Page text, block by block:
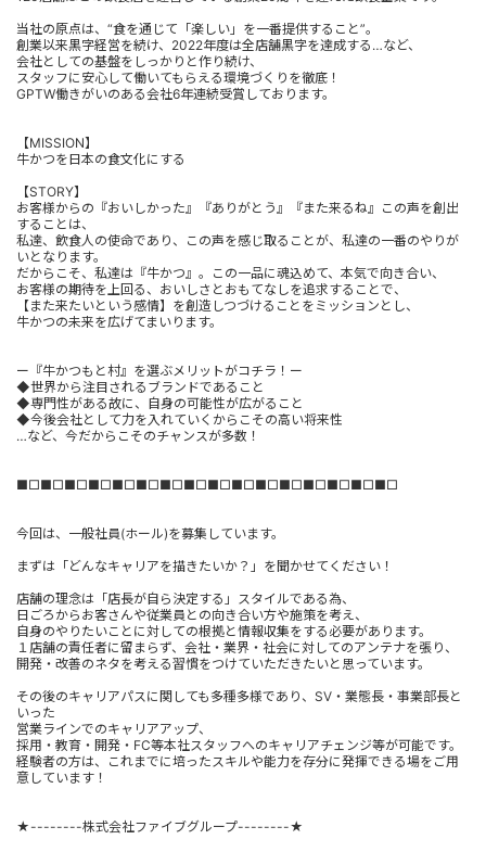
当社の原点は、“食を通じて「楽しい」を一番提供すること”。
創業以来黒字経営を続け、2022年度は全店舗黒字を達成する…など、
会社としての基盤をしっかりと作り続け、
スタッフに安心して働いてもらえる環境づくりを徹底！
GPTW働きがいのある会社6年連続受賞しております。
【MISSION】
牛かつを日本の食文化にする
【STORY】
お客様からの『おいしかった』『ありがとう』『また来るね』この声を創出
することは、
私達、飲食人の使命であり、この声を感じ取ることが、私達の一番のやりが
いとなります。
だからこそ、私達は『牛かつ』。この一品に魂込めて、本気で向き合い、
お客様の期待を上回る、おいしさとおもてなしを追求することで、
【また来たいという感情】を創造しつづけることをミッションとし、
牛かつの未来を広げてまいります。
ー『牛かつもと村』を選ぶメリットがコチラ！ー
◆世界から注目されるブランドであること
◆専門性がある故に、自身の可能性が広がること
◆今後会社として力を入れていくからこその高い将来性
…など、今だからこそのチャンスが多数！
■□■□■□■□■□■□■□■□■□■□■□■□■□■□■□■□
今回は、一般社員(ホール)を募集しています。
まずは「どんなキャリアを描きたいか？」を聞かせてください！
店舗の理念は「店長が自ら決定する」スタイルである為、
日ごろからお客さんや従業員との向き合い方や施策を考え、
自身のやりたいことに対しての根拠と情報収集をする必要があります。
１店舗の責任者に留まらず、会社・業界・社会に対してのアンテナを張り、
開発・改善のネタを考える習慣をつけていただきたいと思っています。
その後のキャリアパスに関しても多種多様であり、SV・業態長・事業部長と
いった
営業ラインでのキャリアアップ、
採用・教育・開発・FC等本社スタッフへのキャリアチェンジ等が可能です。
経験者の方は、これまでに培ったスキルや能力を存分に発揮できる場をご用
意しています！
★--------株式会社ファイブグループ--------★